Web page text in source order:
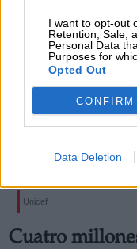
I want to opt-out
Retention, Sale,
Personal Data
Purposes for
Opted Out
CONFIRM
Data Deletion
Unicef
Cuatro